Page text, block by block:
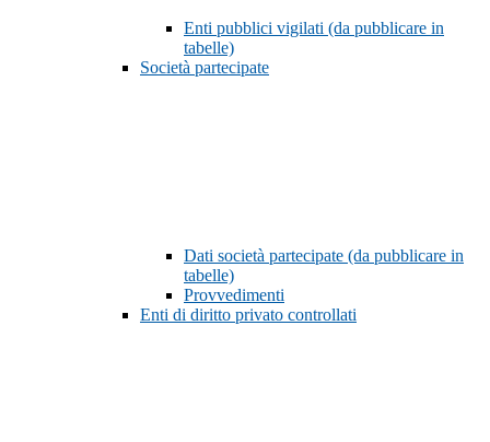
Enti pubblici vigilati (da pubblicare in
tabelle)
Società partecipate
Dati società partecipate (da pubblicare in
tabelle)
Provvedimenti
Enti di diritto privato controllati